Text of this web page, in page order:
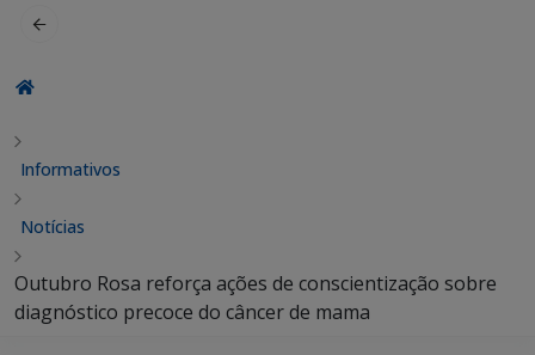
Informativos
Notícias
Outubro Rosa reforça ações de conscientização sobre
diagnóstico precoce do câncer de mama